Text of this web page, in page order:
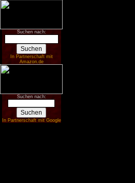
Suchen nach:
In Partnerschaft mit
Amazon.de
Suchen nach:
In Partnerschaft mit Google